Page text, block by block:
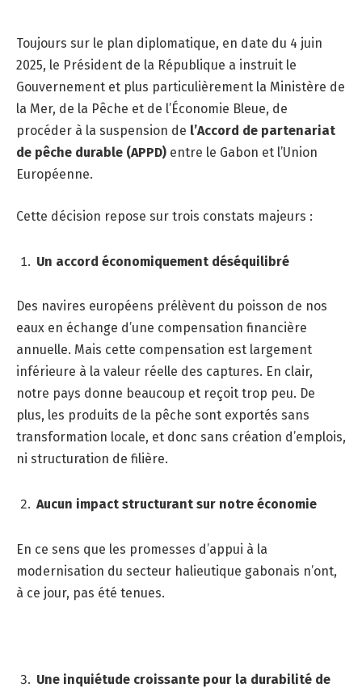
Toujours sur le plan diplomatique, en date du 4 juin
2025, le Président de la République a instruit le
Gouvernement et plus particulièrement la Ministère de
la Mer, de la Pêche et de l’Économie Bleue, de
procéder à la suspension de l’Accord de partenariat
de pêche durable (APPD) entre le Gabon et l’Union
Européenne.
Cette décision repose sur trois constats majeurs :
Un accord économiquement déséquilibré
Des navires européens prélèvent du poisson de nos
eaux en échange d’une compensation financière
annuelle. Mais cette compensation est largement
inférieure à la valeur réelle des captures. En clair,
notre pays donne beaucoup et reçoit trop peu. De
plus, les produits de la pêche sont exportés sans
transformation locale, et donc sans création d’emplois,
ni structuration de filière.
Aucun impact structurant sur notre économie
En ce sens que les promesses d’appui à la
modernisation du secteur halieutique gabonais n’ont,
à ce jour, pas été tenues.
Une inquiétude croissante pour la durabilité de